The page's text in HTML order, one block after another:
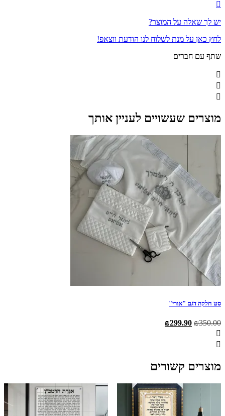
יש לך שאלה על המוצר?
לחץ כאן על מנת לשלוח לנו הודעת ווצאפ!
שתף עם חברים
מוצרים שעשויים לעניין אותך
סט חלקה דגם "אורי"
₪350.00
המחיר ₪299.90
מוצרים קשורים